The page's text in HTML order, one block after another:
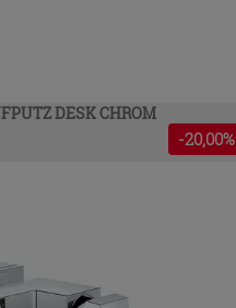
DESK CHROM
-20,00%